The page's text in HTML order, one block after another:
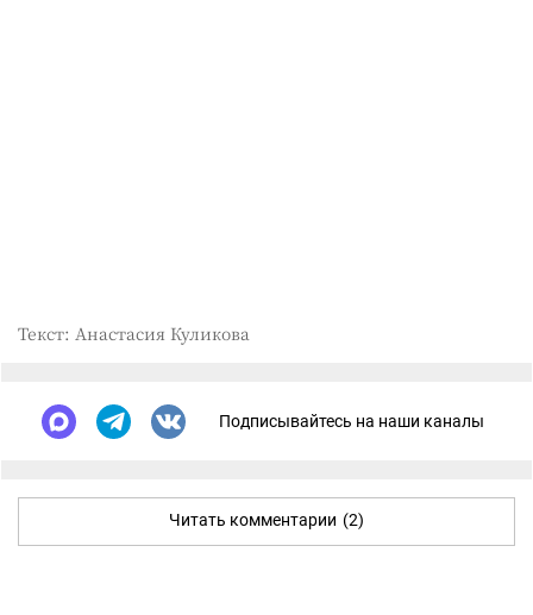
Текст: Анастасия Куликова
Подписывайтесь на наши каналы
Читать комментарии (2)